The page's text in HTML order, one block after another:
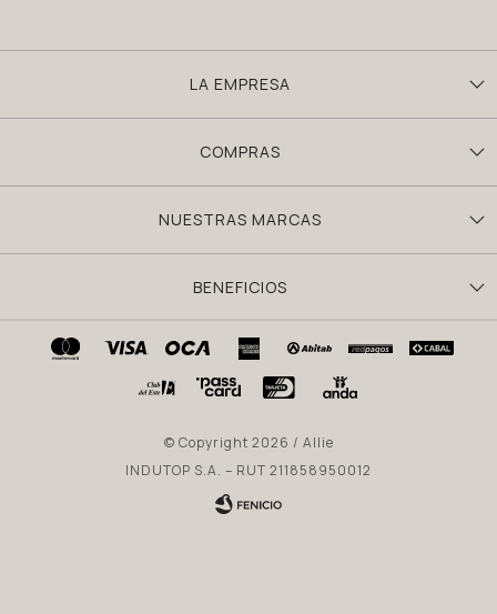
LA EMPRESA
COMPRAS
NUESTRAS MARCAS
BENEFICIOS
© Copyright 2026 / Allie
INDUTOP S.A. – RUT 211858950012